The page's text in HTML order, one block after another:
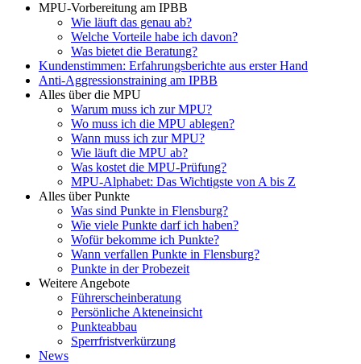
MPU-Vorbereitung am IPBB
Wie läuft das genau ab?
Welche Vorteile habe ich davon?
Was bietet die Beratung?
Kundenstimmen: Erfahrungsberichte aus erster Hand
Anti-Aggressionstraining am IPBB
Alles über die MPU
Warum muss ich zur MPU?
Wo muss ich die MPU ablegen?
Wann muss ich zur MPU?
Wie läuft die MPU ab?
Was kostet die MPU-Prüfung?
MPU-Alphabet: Das Wichtigste von A bis Z
Alles über Punkte
Was sind Punkte in Flensburg?
Wie viele Punkte darf ich haben?
Wofür bekomme ich Punkte?
Wann verfallen Punkte in Flensburg?
Punkte in der Probezeit
Weitere Angebote
Führerscheinberatung
Persönliche Akteneinsicht
Punkteabbau
Sperrfristverkürzung
News